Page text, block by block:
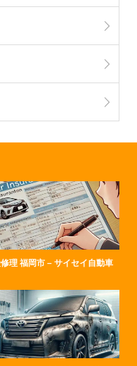
理 福岡市 – サイセイ自動車